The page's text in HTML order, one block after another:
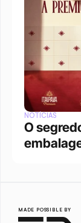
NOTÍCIAS
O
MADE POSSIBLE BY